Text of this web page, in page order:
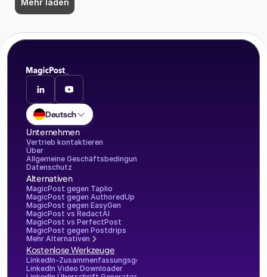
ein Profi zu vernetzen.
Mehr laden
Deutsch
Unternehmen
Vertrieb kontaktieren
Über
Allgemeine Geschäftsbedingungen
Datenschutz
Alternativen
MagicPost gegen Taplio
MagicPost gegen AuthoredUp
MagicPost gegen EasyGen
MagicPost vs RedactAI
MagicPost vs PerfectPost
MagicPost gegen Postdrips
Mehr Alternativen
Kostenlose Werkzeuge
LinkedIn-Zusammenfassungsgenerator
LinkedIn Video Downloader